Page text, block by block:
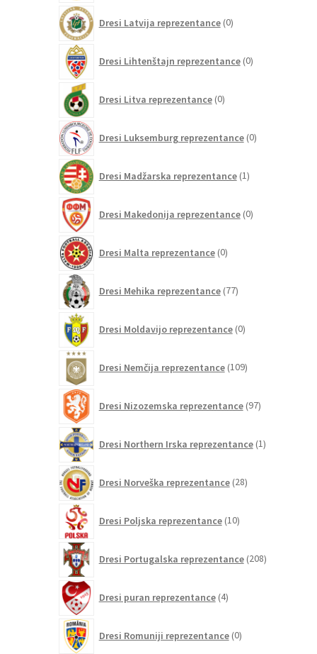
Dresi Latvija reprezentance 0izdelkov
Dresi Lihtenštajn reprezentance 0izdelkov
Dresi Litva reprezentance 0izdelkov
Dresi Luksemburg reprezentance 0izdelkov
Dresi Madžarska reprezentance 1izdelek
Dresi Makedonija reprezentance 0izdelkov
Dresi Malta reprezentance 0izdelkov
Dresi Mehika reprezentance 77izdelkov
Dresi Moldavijo reprezentance 0izdelkov
Dresi Nemčija reprezentance 109izdelkov
Dresi Nizozemska reprezentance 97izdelkov
Dresi Northern Irska reprezentance 1izdelek
Dresi Norveška reprezentance 28izdelkov
Dresi Poljska reprezentance 10izdelkov
Dresi Portugalska reprezentance 208izdelkov
Dresi puran reprezentance 4izdelki
Dresi Romuniji reprezentance 0izdelkov